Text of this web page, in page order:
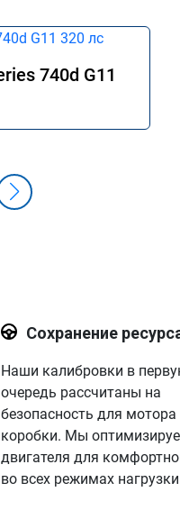
740d G11
Сохранение
Наши калибровки в
очередь рассчитаны на
безопасность для мотора
коробки. Мы
двигателя для
во всех режимах